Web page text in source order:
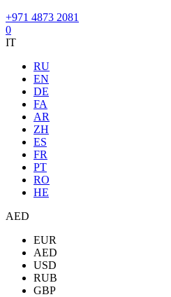
+971 4873 2081
0
IT
RU
EN
DE
FA
AR
ZH
ES
FR
PT
RO
HE
AED
EUR
AED
USD
RUB
GBP